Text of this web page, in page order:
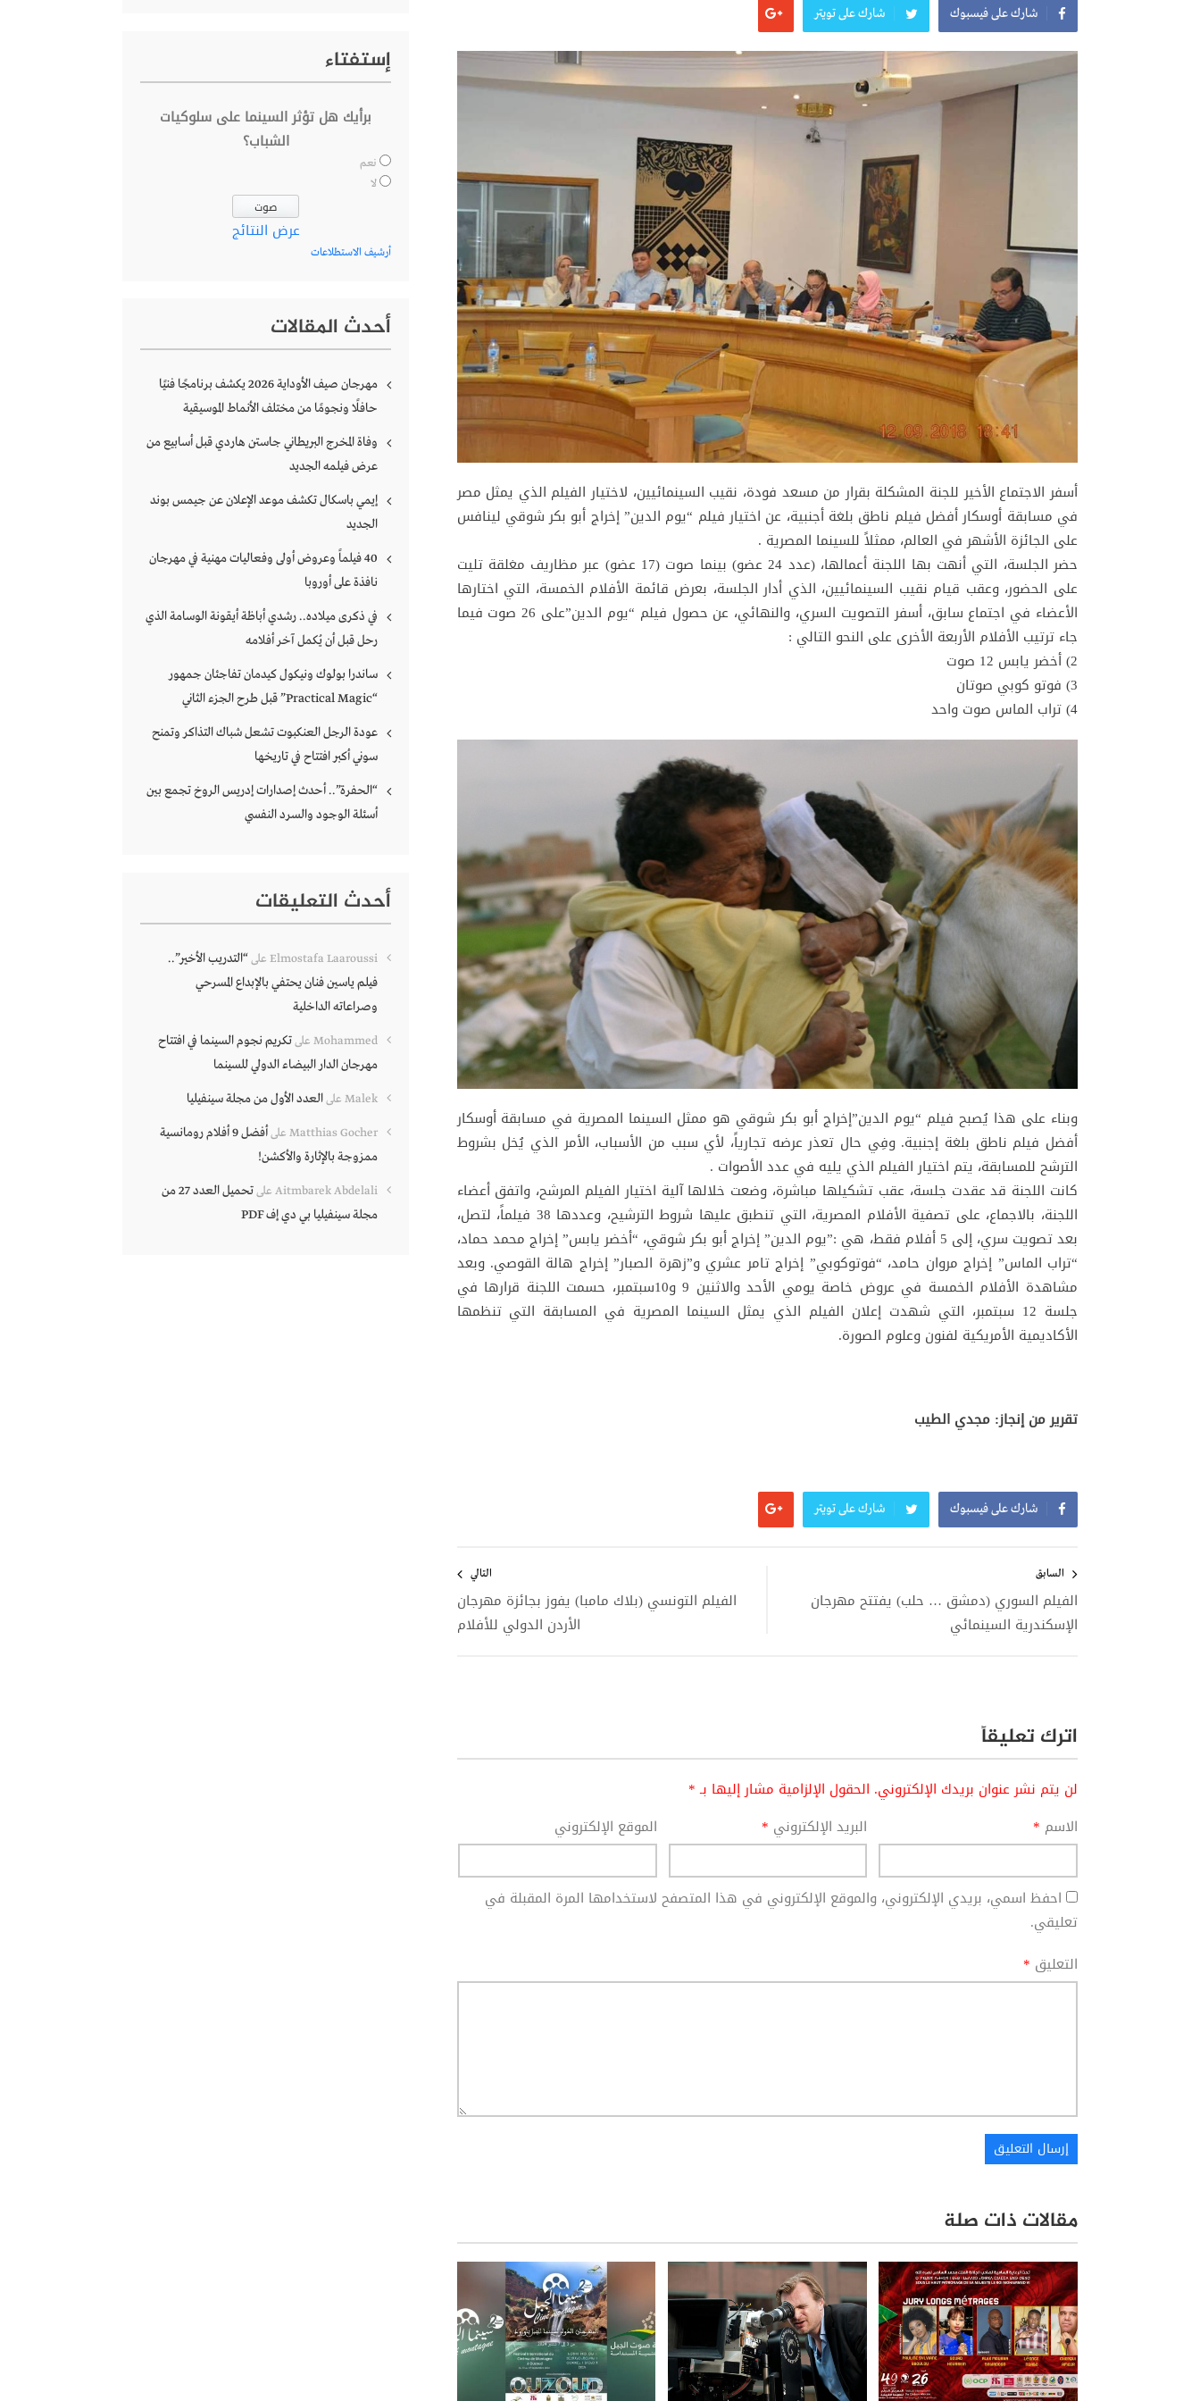
شارك على فيسبوك شارك على تويتر
أسفر الاجتماع الأخير للجنة المشكلة بقرار من مسعد فودة، نقيب السينمائيين، لاختيار الفيلم الذي يمثل مصر
في مسابقة أوسكار أفضل فيلم ناطق بلغة أجنبية، عن اختيار فيلم “يوم الدين” إخراج أبو بكر شوقي لينافس
على الجائزة الأشهر في العالم، ممثلاً للسينما المصرية .
حضر الجلسة، التي أنهت بها اللجنة أعمالها، (عدد 24 عضو) بينما صوت (17 عضو) عبر مظاريف مغلقة تليت
على الحضور، وعقب قيام نقيب السينمائيين، الذي أدار الجلسة، بعرض قائمة الأفلام الخمسة، التي اختارها
الأعضاء في اجتماع سابق، أسفر التصويت السري، والنهائي، عن حصول فيلم “يوم الدين”على 26 صوت فيما
جاء ترتيب الأفلام الأربعة الأخرى على النحو التالي :
2) أخضر يابس 12 صوت
3) فوتو كوبي صوتان
4) تراب الماس صوت واحد
وبناء على هذا يُصبح فيلم “يوم الدين”إخراج أبو بكر شوقي هو ممثل السينما المصرية في مسابقة أوسكار
أفضل فيلم ناطق بلغة إجنبية. وفِي حال تعذر عرضه تجارياً، لأي سبب من الأسباب، الأمر الذي يُخل بشروط
الترشح للمسابقة، يتم اختيار الفيلم الذي يليه في عدد الأصوات .
كانت اللجنة قد عقدت جلسة، عقب تشكيلها مباشرة، وضعت خلالها آلية اختيار الفيلم المرشح، واتفق أعضاء
اللجنة، بالاجماع، على تصفية الأفلام المصرية، التي تنطبق عليها شروط الترشيح، وعددها 38 فيلماً، لتصل،
بعد تصويت سري، إلى 5 أفلام فقط، هي :”يوم الدين” إخراج أبو بكر شوقي، “أخضر يابس” إخراج محمد حماد،
“تراب الماس” إخراج مروان حامد، “فوتوكوبي” إخراج تامر عشري و”زهرة الصبار” إخراج هالة القوصي. وبعد
مشاهدة الأفلام الخمسة في عروض خاصة يومي الأحد والاثنين 9 و10سبتمبر، حسمت اللجنة قرارها في
جلسة 12 سبتمبر، التي شهدت إعلان الفيلم الذي يمثل السينما المصرية في المسابقة التي تنظمها
الأكاديمية الأمريكية لفنون وعلوم الصورة.
تقرير من إنجاز: مجدي الطيب
شارك على فيسبوك شارك على تويتر
المقالات
السابق
الفيلم السوري (دمشق … حلب) يفتتح مهرجان
الإسكندرية السينمائي
التالي
الفيلم التونسي (بلاك مامبا) يفوز بجائزة مهرجان
الأردن الدولي للأفلام
اترك تعليقاً
لن يتم نشر عنوان بريدك الإلكتروني. الحقول الإلزامية مشار إليها بـ*
الاسم * البريد الإلكتروني * الموقع الإلكتروني
احفظ اسمي، بريدي الإلكتروني، والموقع الإلكتروني في هذا المتصفح لاستخدامها المرة المقبلة في
تعليقي.
التعليق *
مقالات ذات صلة
إستفتاء
برأيك هل تؤثر السينما على سلوكيات
الشباب؟
نعم
لا
عرض النتائج
أرشيف الاستطلاعات
أحدث المقالات
مهرجان صيف الأوداية 2026 يكشف برنامجًا فنيًا
حافلًا ونجومًا من مختلف الأنماط الموسيقية
وفاة المخرج البريطاني جاستن هاردي قبل أسابيع من
عرض فيلمه الجديد
إيمي باسكال تكشف موعد الإعلان عن جيمس بوند
الجديد
40 فيلماً وعروض أولى وفعاليات مهنية في مهرجان
نافذة على أوروبا
في ذكرى ميلاده.. رشدي أباظة أيقونة الوسامة الذي
رحل قبل أن يُكمل آخر أفلامه
ساندرا بولوك ونيكول كيدمان تفاجئان جمهور
“Practical Magic” قبل طرح الجزء الثاني
عودة الرجل العنكبوت تشعل شباك التذاكر وتمنح
سوني أكبر افتتاح في تاريخها
“الحفرة”.. أحدث إصدارات إدريس الروخ تجمع بين
أسئلة الوجود والسرد النفسي
أحدث التعليقات
Elmostafa Laaroussi على“التدريب الأخير”..
فيلم ياسين فنان يحتفي بالإبداع المسرحي
وصراعاته الداخلية
Mohammed علىتكريم نجوم السينما في افتتاح
مهرجان الدار البيضاء الدولي للسينما
Malek علىالعدد الأول من مجلة سينفيليا
Matthias Gocher على
أفضل 9 أفلام رومانسية
ممزوجة بالإثارة والأكشن!
Aitmbarek Abdelali على
تحميل العدد 27 من
مجلة سينفيليا بي دي إف PDF